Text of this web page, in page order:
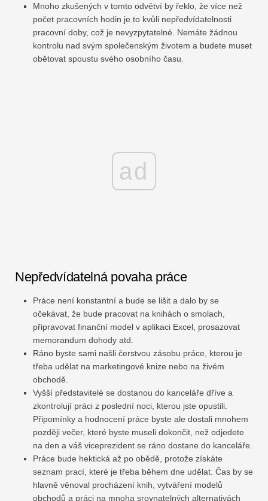
Mnoho zkušených v tomto odvětví by řeklo, že více než
počet pracovních hodin je to kvůli nepředvídatelnosti
pracovní doby, což je nevyzpytatelné. Nemáte žádnou
kontrolu nad svým společenským životem a budete muset
obětovat spoustu svého osobního času.
ad
Nepředvídatelná povaha práce
Práce není konstantní a bude se lišit a dalo by se
očekávat, že bude pracovat na knihách o smolach,
připravovat finanční model v aplikaci Excel, prosazovat
memorandum dohody atd.
Ráno byste sami našli čerstvou zásobu práce, kterou je
třeba udělat na marketingové knize nebo na živém
obchodě.
Vyšší představitelé se dostanou do kanceláře dříve a
zkontrolují práci z poslední noci, kterou jste opustili.
Připomínky a hodnocení práce byste ale dostali mnohem
později večer, které byste museli dokončit, než odjedete
na den a váš viceprezident se ráno dostane do kanceláře.
Práce bude hektická až po obědě, protože získáte
seznam prací, které je třeba během dne udělat. Čas by se
hlavně věnoval procházení knih, vytváření modelů
obchodů a práci na mnoha srovnatelných alternativách